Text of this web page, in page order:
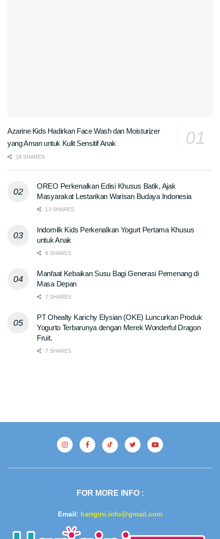
Azarine Kids Hadirkan Face Wash dan Moisturizer
yang Aman untuk Kulit Sensitif Anak
18 SHARES
OREO Perkenalkan Edisi Khusus Batik, Ajak
Masyarakat Lestarikan Warisan Budaya Indonesia
13 SHARES
Indomilk Kids Perkenalkan Yogurt Pertama Khusus
untuk Anak
8 SHARES
Manfaat Kebaikan Susu Bagi Generasi Pemenang di
Masa Depan
7 SHARES
PT Ohealty Karichy Elysian (OKE) Luncurkan Produk
Yogurto Terbarunya dengan Merek Wonderful Dragon
Fruit.
7 SHARES
FOR MORE INFO :
Email: harigini.info@gmail.com